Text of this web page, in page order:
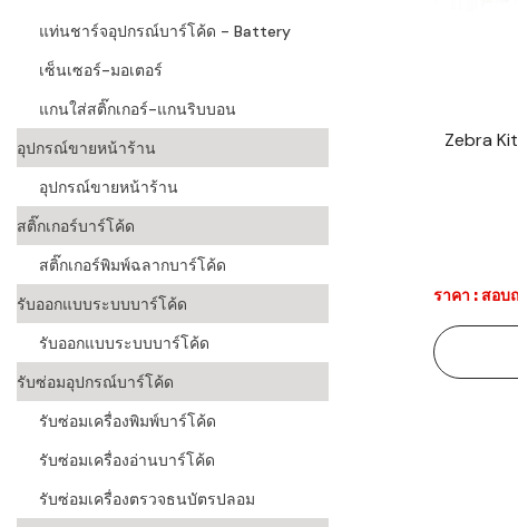
แท่นชาร์จอุปกรณ์บาร์โค้ด - Battery
เซ็นเซอร์-มอเตอร์
แกนใส่สติ๊กเกอร์-แกนริบบอน
อุปกรณ์ขายหน้าร้าน
อุปกรณ์ขายหน้าร้าน
สติ๊กเกอร์บาร์โค้ด
สติ๊กเกอร์พิมพ์ฉลากบาร์โค้ด
รับออกแบบระบบบาร์โค้ด
รับออกแบบระบบบาร์โค้ด
รับซ่อมอุปกรณ์บาร์โค้ด
รับซ่อมเครื่องพิมพ์บาร์โค้ด
รับซ่อมเครื่องอ่านบาร์โค้ด
รับซ่อมเครื่องตรวจธนบัตรปลอม
Zebra
ราคา : สอบ